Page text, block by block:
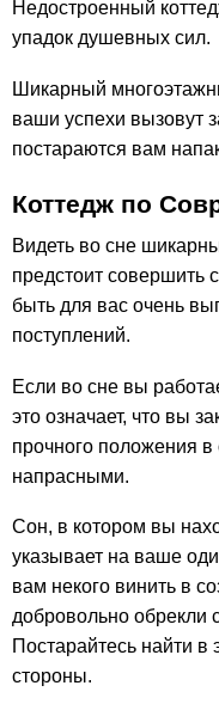
Недостроенный
упадок душевных сил.
Шикарный
ваши успехи вызовут
постараются вам
Коттедж по
Видеть во сне
предстоит совершить
быть для вас очень
поступлений.
Если во сне вы
это означает, что вы
прочного положения
напрасными.
Сон, в котором вы
указывает на ваше
вам некого винить в
добровольно обрекли
Постарайтесь найти
стороны.